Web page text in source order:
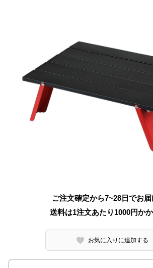
ご注文確定から7~28日でお
送料は1注文あたり 1000円か
お気に入りに追加する